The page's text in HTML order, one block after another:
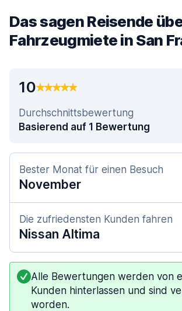
Das sagen Reisende
Fahrzeugmiete in San
10
Durchschnittsbewertung
Basierend auf 1 Bewertung
Bester Monat für einen Besuch
November
Die zufriedensten Kunden fahren
Nissan Altima
Alle Bewertungen werden von
Kunden hinterlassen und sind
worden.